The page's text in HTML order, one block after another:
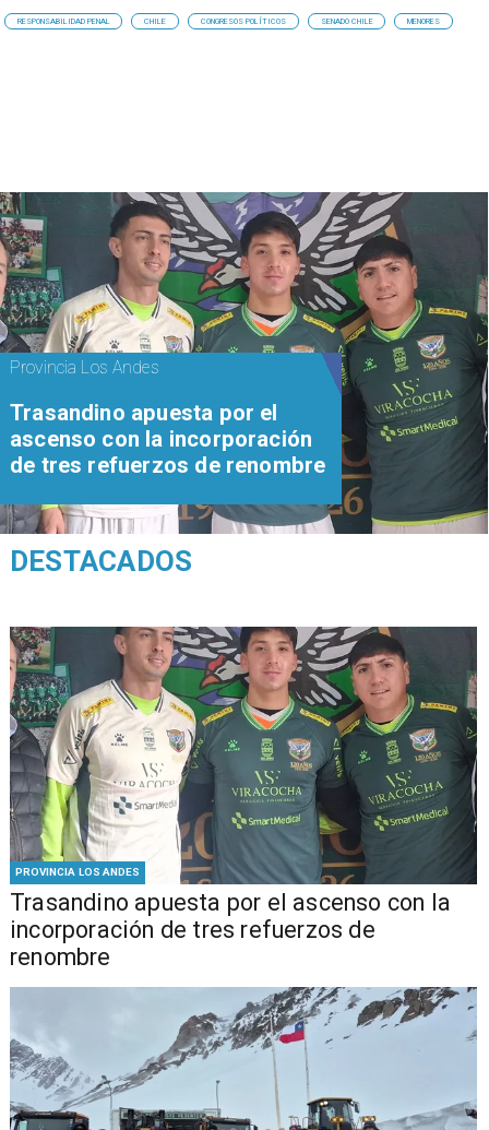
RESPONSABILIDAD PENAL CHILE CONGRESOS POLÍTICOS SENADO CHILE MENORES
PROVINCIA LOS ANDES
Trasandino apuesta por el ascenso con la
incorporación de tres refuerzos de
renombre
Provincia Los Andes
Trasandino apuesta por el
ascenso con la incorporación
de tres refuerzos de renombre
DESTACADOS